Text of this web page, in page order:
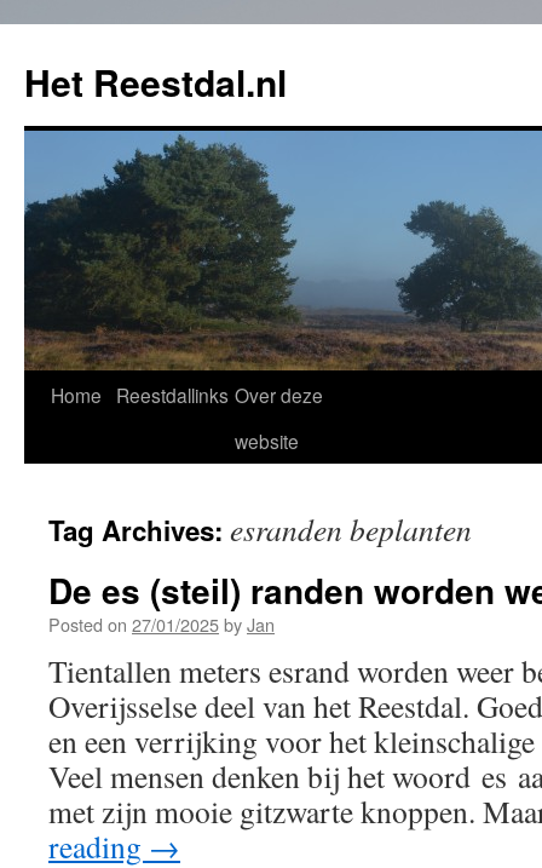
Het Reestdal.nl
Skip
Home Reestdallinks Over deze
website
Tag Archives: esranden beplanten
De es (steil) randen worden
Posted on 27/01/2025byJan
Tientallen meters esrand worden weer
Overijsselse deel van het Reestdal.
en een verrijking voor het kleinschalige
Veel mensen denken bij het woord es
met zijn mooie gitzwarte knoppen.
reading →